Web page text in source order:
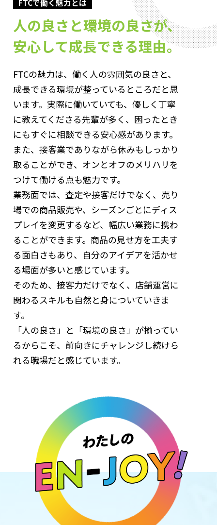
FTCで働く魅力とは
人の良さと環境の良さが、
安心して成長できる理由。
FTCの魅力は、働く人の雰囲気の良さと、
成長できる環境が整っているところだと思
います。実際に働いていても、優しく丁寧
に教えてくださる先輩が多く、困ったとき
にもすぐに相談できる安心感があります。
また、接客業でありながら休みもしっかり
取ることができ、オンとオフのメリハリを
つけて働ける点も魅力です。
業務面では、査定や接客だけでなく、売り
場での商品販売や、シーズンごとにディス
プレイを変更するなど、幅広い業務に携わ
ることができます。商品の見せ方を工夫す
る面白さもあり、自分のアイデアを活かせ
る場面が多いと感じています。
そのため、接客力だけでなく、店舗運営に
関わるスキルも自然と身についていきま
す。
「人の良さ」と「環境の良さ」が揃ってい
るからこそ、前向きにチャレンジし続けら
れる職場だと感じています。